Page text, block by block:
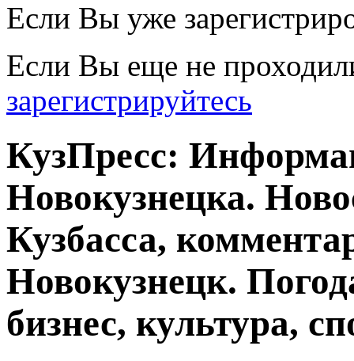
Если Вы уже
Если Вы еще не
зарегистрируйтесь
КузПресс:
Новокузнецка.
Кузбасса,
Новокузнецк.
бизнес, культура,